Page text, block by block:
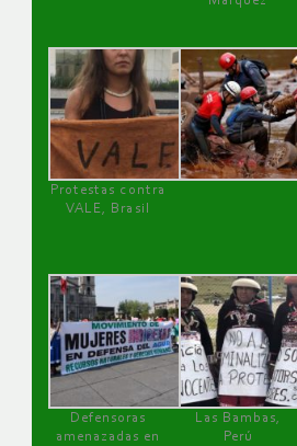
Protestas contra
VALE, Brasil
Defensoras
amenazadas en
Las Bambas,
Perú